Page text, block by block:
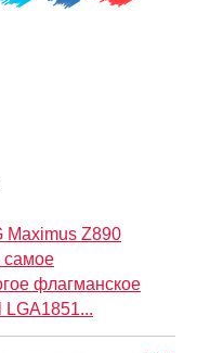
Maximus Z890
самое
флагманское